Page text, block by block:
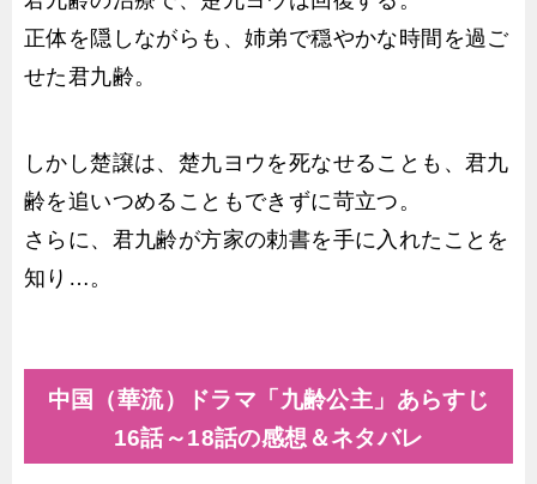
正体を隠しながらも、姉弟で穏やかな時間を過ご
せた君九齢。
しかし楚譲は、楚九ヨウを死なせることも、君九
齢を追いつめることもできずに苛立つ。
さらに、君九齢が方家の勅書を手に入れたことを
知り…。
中国（華流）ドラマ「九齢公主」あらすじ
16話～18話の感想＆ネタバレ